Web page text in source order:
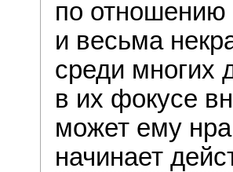
по
и весьма
среди многих
в их фокусе
может ему
начинает